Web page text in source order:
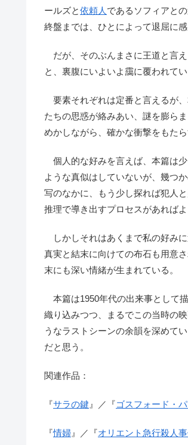
ールズと依頼人 であるソフィアと
終盤までは、ひとによって退屈に感
だが、そのぶんまさに王道と言
と、裏腹にいよいよ靄に覆われてい
要素それぞれは定番と言えるが
たちの思惑が絡みあい、謎を膨ら
めかしながら、確かな衝撃をもたら
個人的な好みを言えば、本篇は
ような真似はしていないが、幾つ
写のなかに、もう少し探れば犯人
推理で導き出すプロセスがあれば
しかしそれはあくまで私の好み
真実と結末に向けての布石も用意
末にも深い情緒が生まれている。
本篇は1950年代の出来事として
織り込みつつ、まるでこの当時の
うなラストシーンの余韻を深めて
だと思う。
関連作品：
『サラの鍵 』／『ゴスフォード・
『情婦 』／『オリエント急行殺人事